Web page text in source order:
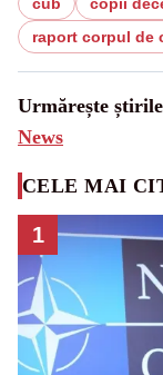
raport corpul de
Urmărește
News
CELE MAI
1